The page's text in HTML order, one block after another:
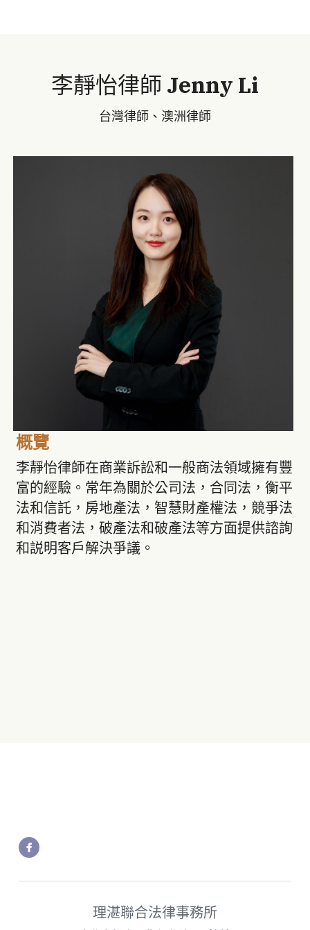
李靜怡律師 Jenny Li
台灣律師、澳洲律師
概覽
李靜怡律師在商業訴訟和一般商法領域擁有豐
富的經驗。常年為關於公司法，合同法，衡平
法和信託，房地產法，智慧財產權法，競爭法
和消費者法，破產法和破產法等方面提供諮詢
和説明客戶解決爭議。
理湛聯合法律事務所